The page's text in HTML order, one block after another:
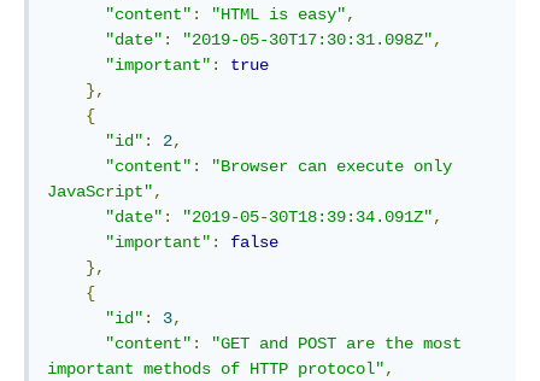
"content" : "HTML is easy",
"date" : "2019-05-30T17:30:31.098Z",
"important" :
true
},
{
"id" : 2,
"content" :
"Browser can execute only
JavaScript",
"date" : "2019-05-30T18:39:34.091Z",
"important" :
false
},
{
"id" : 3,
"content" :
"GET and POST are the most
important methods of HTTP protocol",